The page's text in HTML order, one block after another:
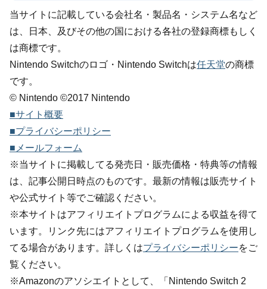
当サイトに記載している会社名・製品名・システム名など
は、日本、及びその他の国における各社の登録商標もしく
は商標です。
Nintendo Switchのロゴ・Nintendo Switchは任天堂の商標
です。
© Nintendo ©2017 Nintendo
■サイト概要
■プライバシーポリシー
■メールフォーム
※当サイトに掲載してる発売日・販売価格・特典等の情報
は、記事公開日時点のものです。最新の情報は販売サイト
や公式サイト等でご確認ください。
※本サイトはアフィリエイトプログラムによる収益を得て
います。リンク先にはアフィリエイトプログラムを使用し
てる場合があります。詳しくはプライバシーポリシーをご
覧ください。
※Amazonのアソシエイトとして、「Nintendo Switch 2